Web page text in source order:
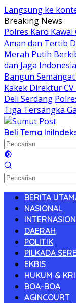
Langsung ke
Breaking News
Polres Karo
Aman dan Tertib
Merah Putih
dan Jaga Indonesia
Bangun
Kakek Direktur
Deli Serdang
Tiga Tersangka
Beli Tema Ini
BERITA
NASIONAL
DAERAH
POLITIK
PILKADA
EKBIS
HUKUM &
BOA-BOA
AGINCOURT